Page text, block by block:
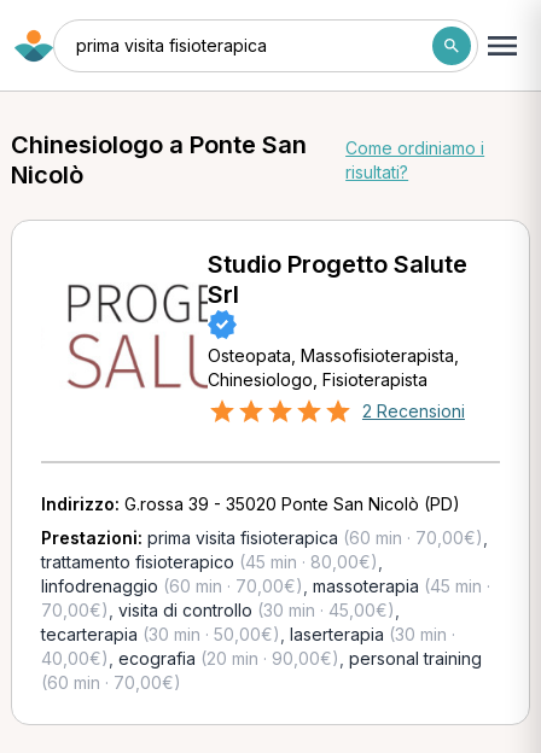
prima visita fisioterapica
Chinesiologo a Ponte San
Nicolò
Come ordiniamo i
risultati?
Studio Progetto Salute
Srl
Osteopata, Massofisioterapista,
Chinesiologo, Fisioterapista
2 Recensioni
Indirizzo: G.rossa 39 - 35020 Ponte San Nicolò (PD)
Prestazioni: prima visita fisioterapica (60 min · 70,00€)
trattamento fisioterapico (45 min · 80,00€)
linfodrenaggio (60 min · 70,00€) massoterapia (45 min ·
70,00€) visita di controllo (30 min · 45,00€)
tecarterapia (30 min · 50,00€) laserterapia (30 min ·
40,00€) ecografia (20 min · 90,00€) personal training
(60 min · 70,00€)